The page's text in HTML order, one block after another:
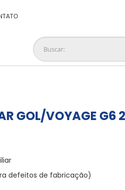
GOL/VOYAGE G6
defeitos de fabricação)